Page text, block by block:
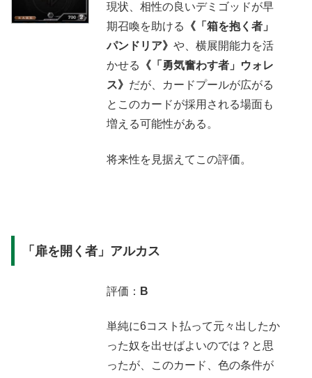
現状、相性の良いデミゴッドが早
期召喚を助ける 《「箱を抱く者」
パンドリア》 や、横展開能力を活
かせる 《「勇気奮わす者」ウォレ
ス》 だが、カードプールが広がる
とこのカードが採用される場面も
増える可能性がある。
将来性を見据えてこの評価。
「扉を開く者」アルカス
評価： B
単純に6コスト払って元々出したか
った奴を出せばよいのでは？と思
ったが、このカード、色の条件が